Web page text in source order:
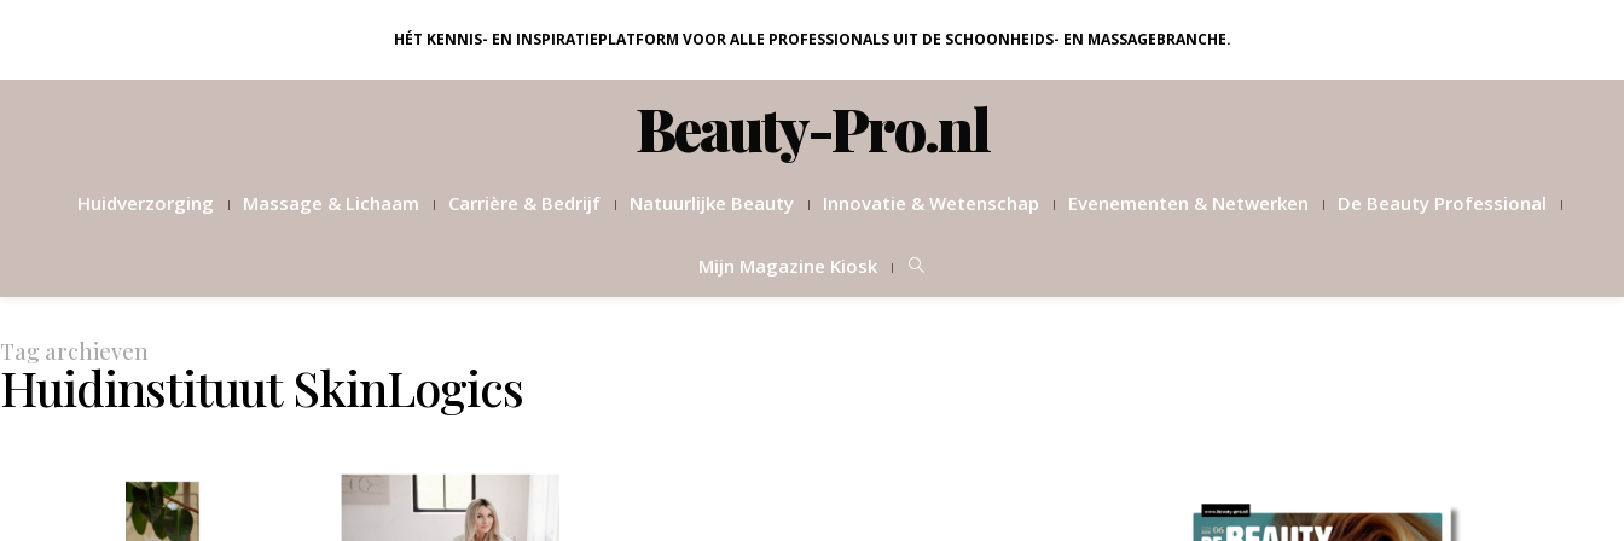
HÉT KENNIS- EN INSPIRATIEPLATFORM VOOR ALLE PROFESSIONALS UIT DE SCHOONHEIDS- EN MASSAGEBRANCHE.
Beauty-Pro.nl
Huidverzorging Massage & Lichaam Carrière & Bedrijf Natuurlijke Beauty Innovatie & Wetenschap Evenementen & Netwerken De Beauty Professional
Mijn Magazine Kiosk
Tag archieven
Huidinstituut SkinLogics